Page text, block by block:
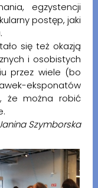
egzystencji
postęp, jaki
się też okazją
i osobistych
przez wiele (bo
eksponatów
że można robić
Szymborska